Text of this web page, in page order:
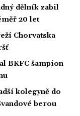
dělník zabil
20 let
Chorvatska
BKFC šampion
kolegyně do
berou